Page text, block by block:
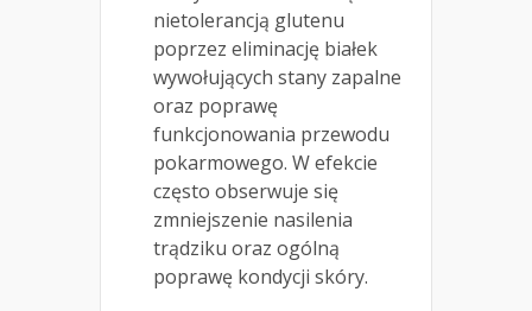
nietolerancją glutenu
poprzez eliminację białek
wywołujących stany zapalne
oraz poprawę
funkcjonowania przewodu
pokarmowego. W efekcie
często obserwuje się
zmniejszenie nasilenia
trądziku oraz ogólną
poprawę kondycji skóry.